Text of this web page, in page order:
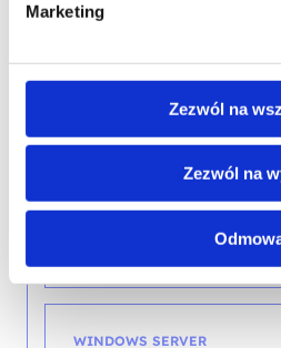
Marketing
Zezwól na
Zezwól na
Networking with
WINDOWS SERVER
Managing Windows
with Group Policy
WINDOWS SERVER